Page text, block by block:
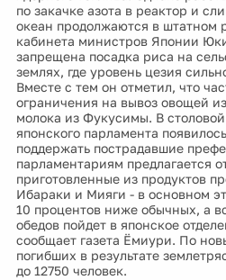
по закачке азота в реактор и
океан продолжаются в штатном
кабинета министров Японии
запрещена посадка риса на
землях, где уровень цезия
Вместе с тем он отметил, что
ограничения на вывоз овощей
молока из Фукусимы. В
японского парламента
поддержать пострадавшие
парламентариям предлагается
приготовленные из продуктов
Ибараки и Мияги - в основном
10 процентов ниже обычных, а
обедов пойдет в японское
сообщает газета Ёмиури. По
погибших в результате
до 12750 человек.